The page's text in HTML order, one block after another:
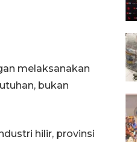
melaksanakan
bukan
hilir, provinsi